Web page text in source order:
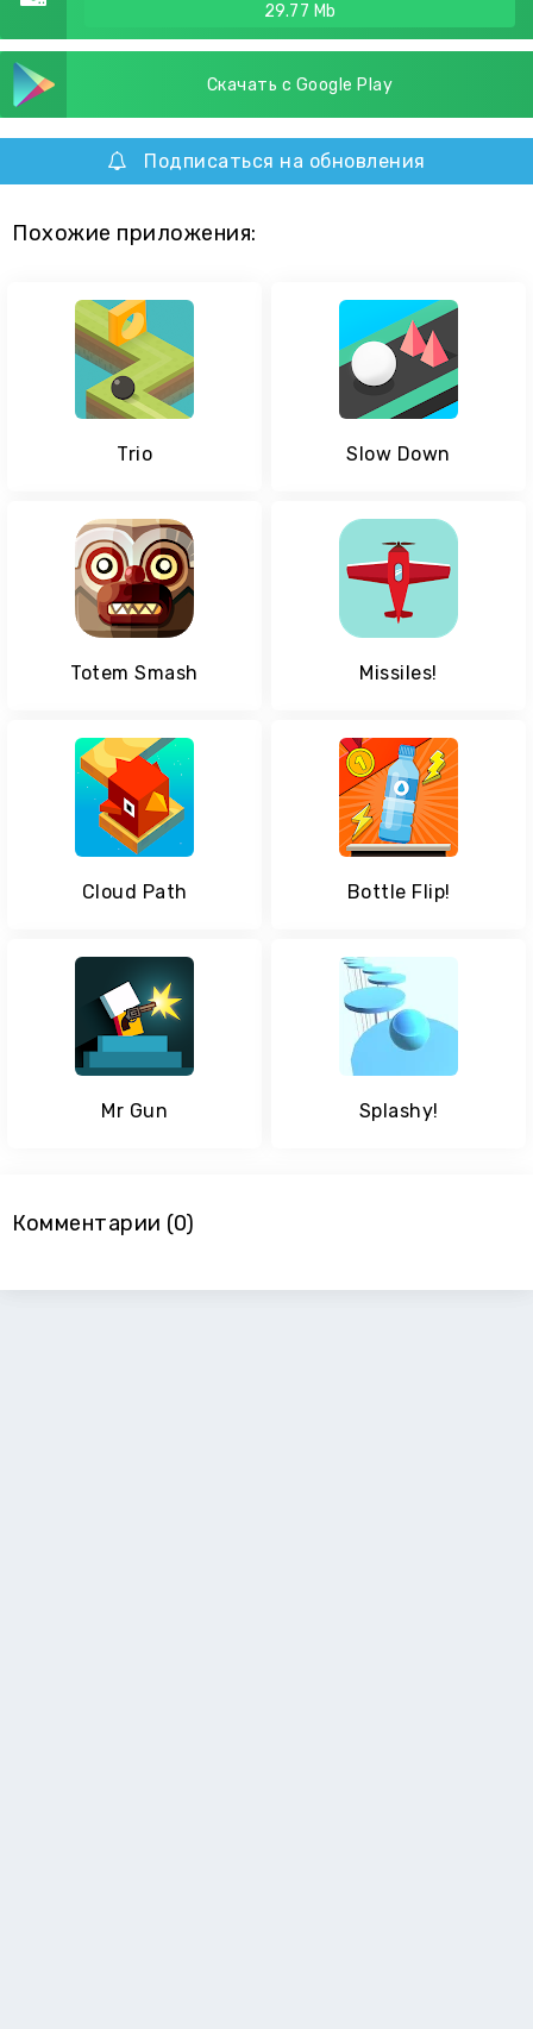
29.77 Mb
Скачать с Google Play
Подписаться на обновления
Похожие приложения:
Trio Slow Down
Totem Smash Missiles!
Cloud Path Bottle Flip!
Mr Gun Splashy!
Комментарии (0)